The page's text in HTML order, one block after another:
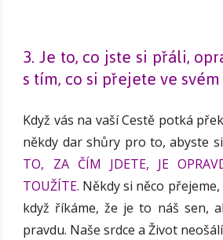
3. Je to, co jste si přáli,
s tím, co si přejete ve
Když vás na vaší Cestě potká
někdy dar shůry pro to, abyste
TO, ZA ČÍM JDETE, JE
TOUŽÍTE. Někdy si něco
když říkáme, že je to náš sen,
pravdu. Naše srdce a Život